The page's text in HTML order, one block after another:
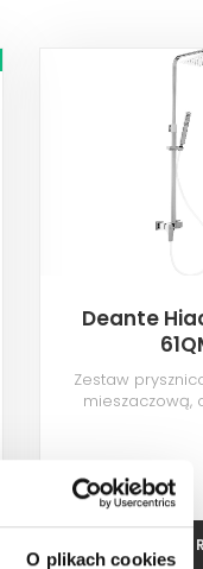
O plikach cookies
Deante
Zestaw
mieszaczową,
ZOBACZ